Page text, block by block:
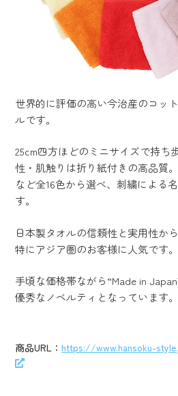
世界的に評価の高い今治産のコッ
ルです。
25cm四方ほどのミニサイズで持ち
性・肌触りは折り紙付きの高品質
など全16色から選べ、刺繍による
す。
日本製タオルの信頼性と実用性か
特にアジア圏のお客様に人気です。
手頃な価格帯ながら“Made in
優秀なノベルティとなっています。
商品URL：https://www.hansoku-